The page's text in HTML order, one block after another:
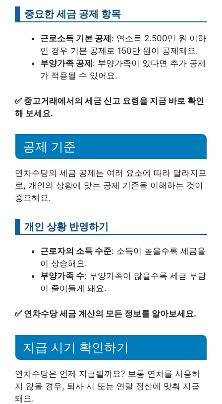
중요한 세금 공제 항목
근로소득 기본 공제 : 연소득 2.500만 원 이하
인 경우 기본 공제로 150만 원이 공제돼요.
부양가족 공제 : 부양가족이 있다면 추가 공제
가 적용될 수 있어요.
✅ 중고거래에서의 세금 신고 요령을 지금 바로 확인
해 보세요.
공제 기준
연차수당의 세금 공제는 여러 요소에 따라 달라지므
로, 개인의 상황에 맞는 공제 기준을 이해하는 것이
중요해요.
개인 상황 반영하기
근로자의 소득 수준: 소득이 높을수록 세금율
이 상승해요.
부양가족 수: 부양가족이 많을수록 세금 부담
이 줄어들게 돼요.
✅ 연차수당 세금 계산의 모든 정보를 알아보세요.
지급 시기 확인하기
연차수당은 언제 지급될까요? 보통 연차를 사용하
지 않을 경우, 퇴사 시 또는 연말 정산에 맞춰 지급
돼요.